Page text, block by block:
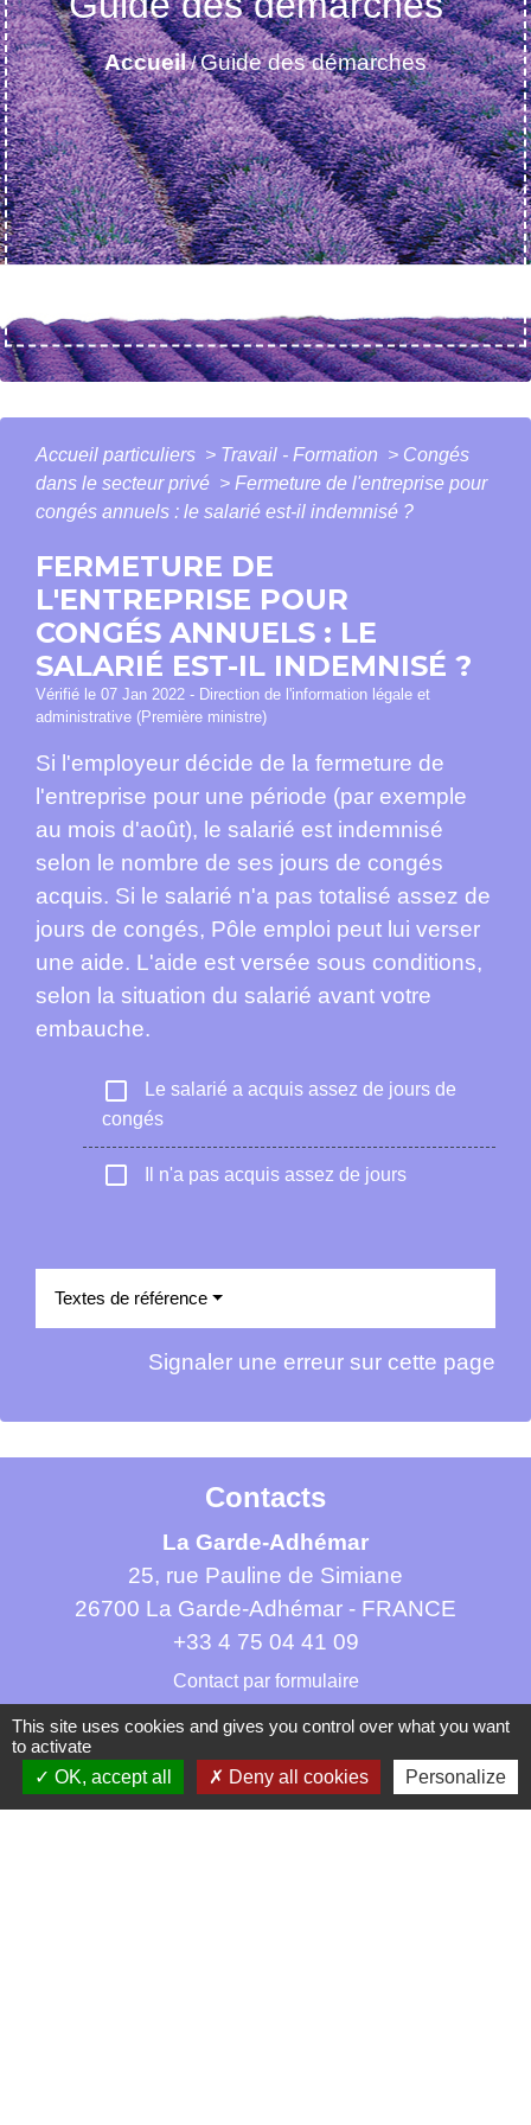
Accueil/Guide des démarches
Accueil particuliers > Travail - Formation > Congés
dans le secteur privé > Fermeture de l'entreprise pour
congés annuels : le salarié est-il indemnisé ?
FERMETURE DE
L'ENTREPRISE POUR
CONGÉS ANNUELS : LE
SALARIÉ EST-IL INDEMNISÉ ?
Vérifié le 07 Jan 2022 - Direction de l'information légale et
administrative (Première ministre)
Si l'employeur décide de la fermeture de
l'entreprise pour une période (par exemple
au mois d'août), le salarié est indemnisé
selon le nombre de ses jours de congés
acquis. Si le salarié n'a pas totalisé assez de
jours de congés, Pôle emploi peut lui verser
une aide. L'aide est versée sous conditions,
selon la situation du salarié avant votre
embauche.
check_box_outline_blank
Le salarié a acquis assez de jours de
congés
check_box_outline_blank Il n'a pas acquis assez de jours
Textes de référence
Signaler une erreur sur cette page
Contacts
La Garde-Adhémar
25, rue Pauline de Simiane
26700 La Garde-Adhémar - FRANCE
+33 4 75 04 41 09
Contact par formulaire
This site uses cookies and gives you control over what you want
to activate
OK, accept all
Deny all cookies Personalize